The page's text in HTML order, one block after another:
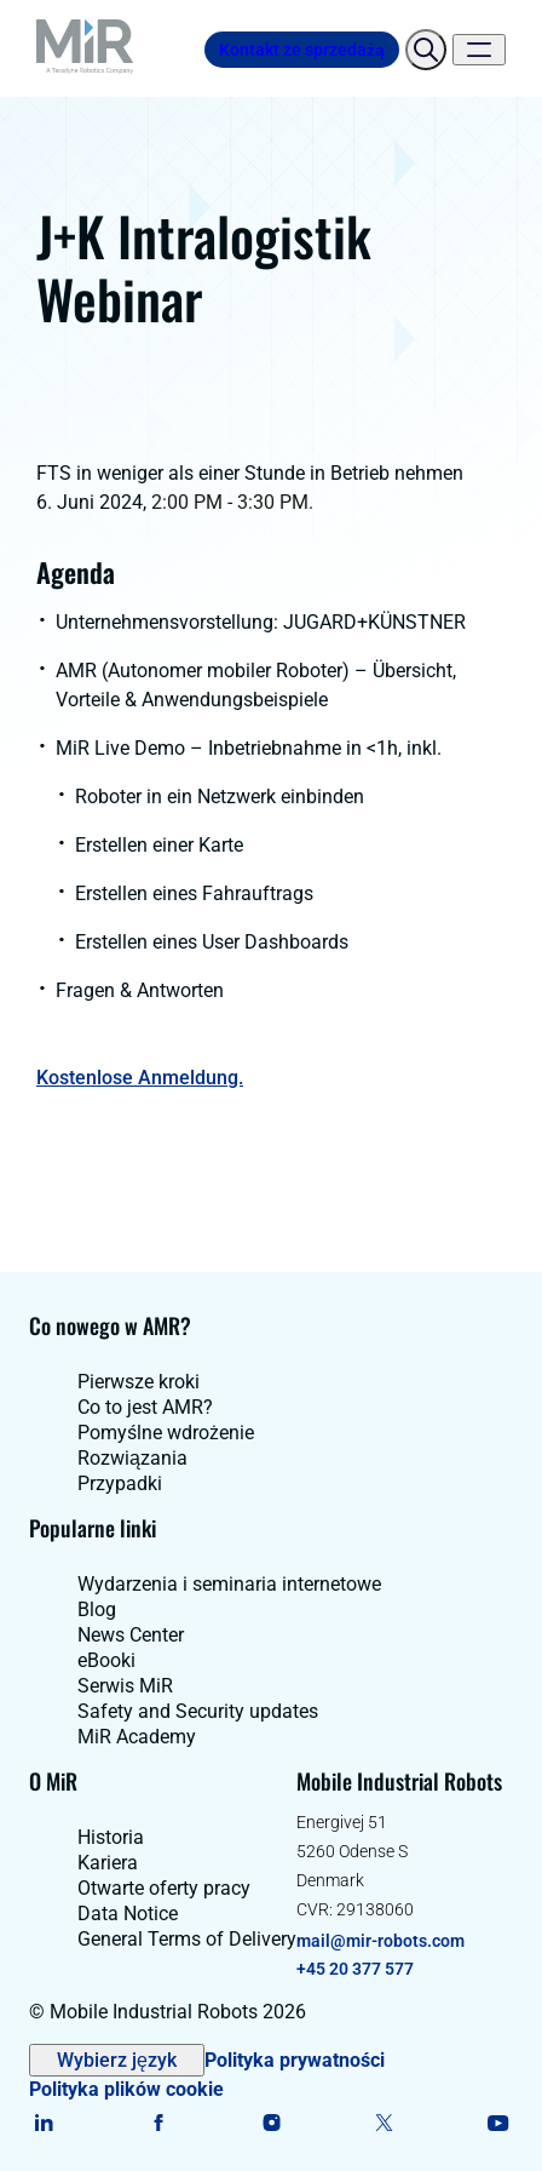
Kontakt ze sprzedażą
J+K Intralogistik
Webinar
FTS in weniger als einer Stunde in Betrieb nehmen
6. Juni 2024, 2:00 PM - 3:30 PM.
Agenda
Unternehmensvorstellung: JUGARD+KÜNSTNER
AMR (Autonomer mobiler Roboter) – Übersicht,
Vorteile & Anwendungsbeispiele
MiR Live Demo – Inbetriebnahme in <1h, inkl.
Roboter in ein Netzwerk einbinden
Erstellen einer Karte
Erstellen eines Fahrauftrags
Erstellen eines User Dashboards
Fragen & Antworten
Kostenlose Anmeldung.
Co nowego w AMR?
Pierwsze kroki
Co to jest AMR?
Pomyślne wdrożenie
Rozwiązania
Przypadki
Popularne linki
Wydarzenia i seminaria internetowe
Blog
News Center
eBooki
Serwis MiR
Safety and Security updates
MiR Academy
O MiR
Historia
Kariera
Otwarte oferty pracy
Data Notice
General Terms of Delivery
Mobile Industrial Robots
Energivej 51
5260 Odense S
Denmark
CVR: 29138060
mail@mir-robots.com
+45 20 377 577
© Mobile Industrial Robots 2026
Wybierz język
Polityka prywatności
Polityka plików cookie